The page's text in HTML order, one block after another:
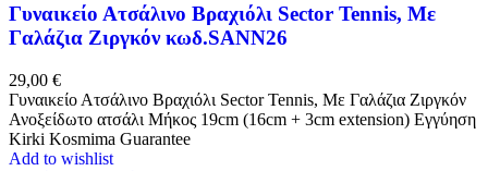
Γυναικείο Ατσάλινο Βραχιόλι Sector Tennis, Με
Γαλάζια Ζιργκόν κωδ.SANN26
29,00 €
Γυναικείο Ατσάλινο Βραχιόλι Sector Tennis, Με Γαλάζια Ζιργκόν
Ανοξείδωτο ατσάλι Μήκος 19cm (16cm + 3cm extension) Εγγύηση
Kirki Kosmima Guarantee
Add to wishlist